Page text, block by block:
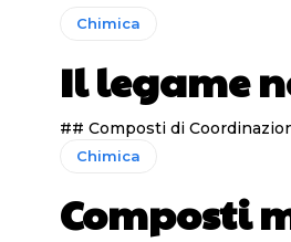
Chimica
Il legame
Chimica
Composti